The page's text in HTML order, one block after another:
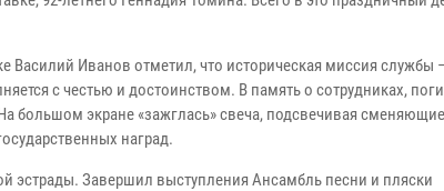
Василий Иванов отметил, что историческая миссия службы
с честью и достоинством. В память о сотрудниках,
большом экране «зажглась» свеча, подсвечивая
наград.
эстрады. Завершил выступления Ансамбль песни и пляски